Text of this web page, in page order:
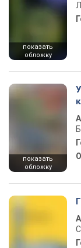
показать
обложку
показать
обложку